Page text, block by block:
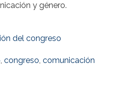
y género.
del congreso
, congreso, comunicación